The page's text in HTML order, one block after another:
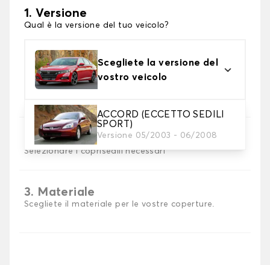
1. Versione
Qual è la versione del tuo veicolo?
Scegliete la versione del
vostro veicolo
ACCORD (ECCETTO SEDILI
SPORT)
Versione 05/2003 - 06/2008
2. Set di coperture
Selezionare i coprisedili necessari
3. Materiale
Scegliete il materiale per le vostre coperture.